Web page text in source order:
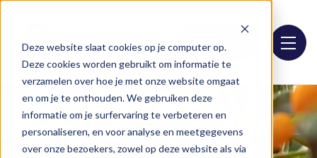
Deze website slaat cookies op je computer op.
Deze cookies worden gebruikt om informatie te
verzamelen over hoe je met onze website omgaat
en om je te onthouden. We gebruiken deze
informatie om je surfervaring te verbeteren en
personaliseren, en voor analyse en meetgegevens
over onze bezoekers, zowel op deze website als via
Bestel hier